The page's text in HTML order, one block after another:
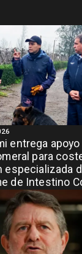
entrega apoyo
para
especializada
de Intestino